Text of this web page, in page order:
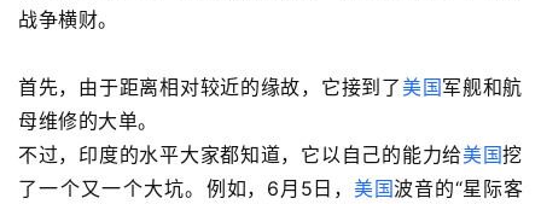
战争横财。
首先，由于距离相对较近的缘故，它接到了美国军舰和航
母维修的大单。
不过，印度的水平大家都知道，它以自己的能力给美国挖
了一个又一个大坑。 例如，6月5日， 美国波音的“星际客